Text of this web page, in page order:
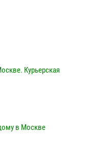
Курьерская
в Москве